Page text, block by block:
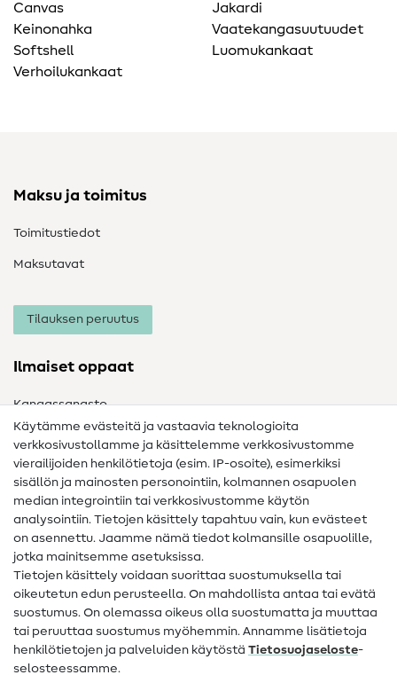
Canvas
Keinonahka
Softshell
Verhoilukankaat
Jakardi
Vaatekangasuutuudet
Luomukankaat
Maksu ja toimitus
Toimitustiedot
Maksutavat
Tilauksen peruutus
Ilmaiset oppaat
Kangassanasto
Ompelusanasto
Ompeluohjeet
Apua ja yhteystiedot
Yhteystiedot
Tietoa omistajanvaihdoksesta
Peruutusoikeus
Suosittu
Käytämme evästeitä ja vastaavia teknologioita
verkkosivustollamme ja käsittelemme verkkosivustomme
vierailijoiden henkilötietoja (esim. IP-osoite), esimerkiksi
sisällön ja mainosten personointiin, kolmannen osapuolen
median integrointiin tai verkkosivustomme käytön
analysointiin. Tietojen käsittely tapahtuu vain, kun evästeet
on asennettu. Jaamme nämä tiedot kolmansille osapuolille,
jotka mainitsemme asetuksissa.
Tietojen käsittely voidaan suorittaa suostumuksella tai
oikeutetun edun perusteella. On mahdollista antaa tai evätä
suostumus. On olemassa oikeus olla suostumatta ja muuttaa
tai peruuttaa suostumus myöhemmin. Annamme lisätietoja
henkilötietojen ja palveluiden käytöstä Tietosuojaseloste-
selosteessamme.